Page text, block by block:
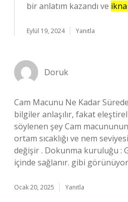
bir anlatım kazandı ve
Eylül 19, 2024 Yanıtla
Doruk
Cam Macunu Ne Kadar
bilgiler anlaşılır, fakat eleştirel
söylenen şey Cam
ortam sıcaklığı ve nem
değişir . Dokunma kuruluğu :
içinde sağlanır. gibi
Ocak 20, 2025 Yanıtla